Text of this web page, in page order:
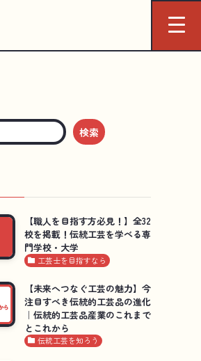
検索
【職人を目指す方必見！】全32
校を掲載！伝統工芸を学べる専
門学校・大学
工芸士を目指すなら
【未来へつなぐ工芸の魅力】今
注目すべき伝統的工芸品の進化
｜伝統的工芸品産業のこれまで
とこれから
伝統工芸を知ろう